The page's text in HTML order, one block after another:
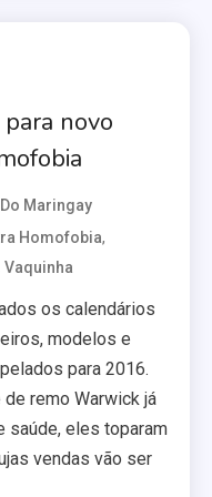
novo
Maringay
Homofobia,
Vaquinha
os calendários
modelos e
para 2016.
remo Warwick já
saúde, eles toparam
vendas vão ser